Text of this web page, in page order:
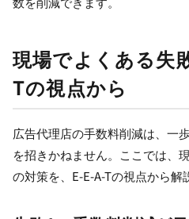
現場でよくある失
Tの視点から
広告代理店の手数料削減は、一
を招きかねません。ここでは、
の対策を、E-E-A-Tの視点から解